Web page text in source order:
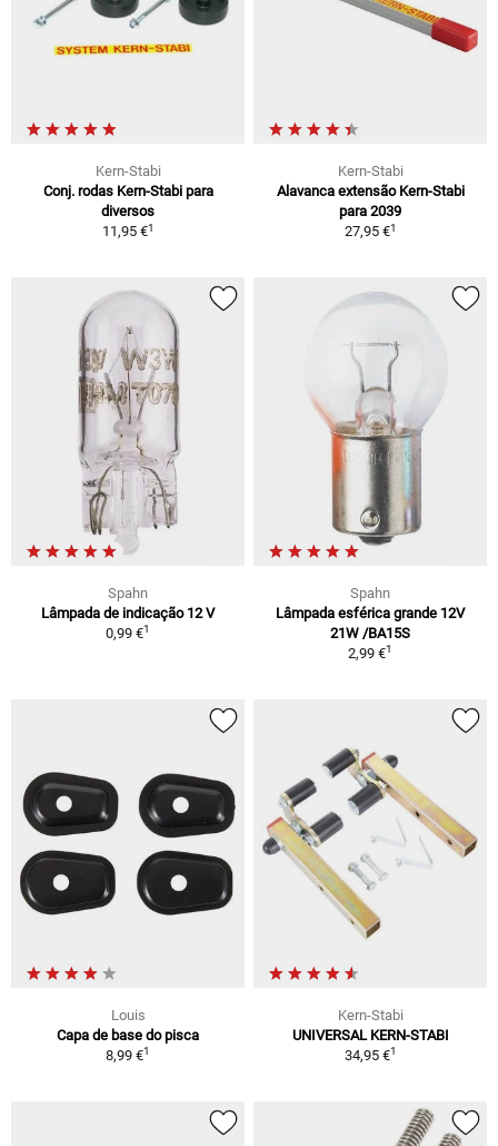
Kern-Stabi
Conj. rodas Kern-Stabi para
diversos
11,95 €1
Kern-Stabi
Alavanca extensão Kern-Stabi
para 2039
27,95 €1
Spahn
Lâmpada de indicação 12 V
0,99 €1
Spahn
Lâmpada esférica grande 12V
21W /BA15S
2,99 €1
Louis
Capa de base do pisca
8,99 €1
Kern-Stabi
UNIVERSAL KERN-STABI
34,95 €1